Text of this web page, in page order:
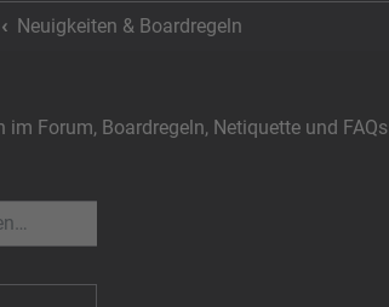
Neuigkeiten & Boardregeln
Forum, Boardregeln, Netiquette und FAQs